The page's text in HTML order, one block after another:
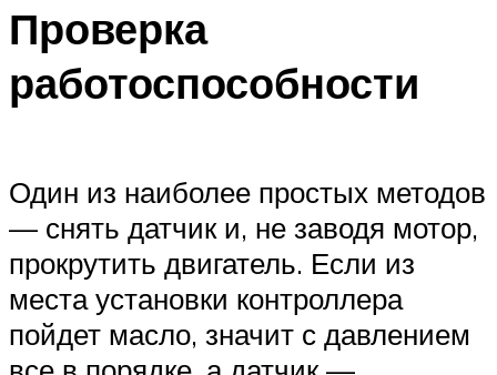
Проверка
работоспособности
Один из наиболее простых методов
— снять датчик и, не заводя мотор,
прокрутить двигатель. Если из
места установки контроллера
пойдет масло, значит с давлением